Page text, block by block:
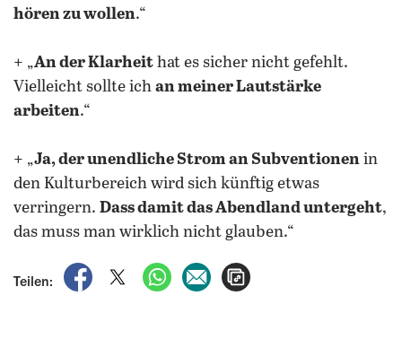
hören zu wollen.“
+ „An der Klarheit hat es sicher nicht gefehlt.
Vielleicht sollte ich an meiner Lautstärke
arbeiten.“
+ „Ja, der unendliche Strom an Subventionen in
den Kulturbereich wird sich künftig etwas
verringern. Dass damit das Abendland untergeht,
das muss man wirklich nicht glauben.“
Teilen:
auf Facebook teilen
auf X teilenper WhatsApp teilen
per E-Mail teilen